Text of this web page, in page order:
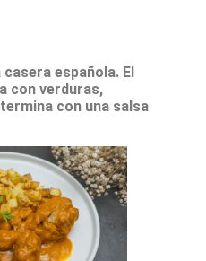
española. El
con verduras,
con una salsa